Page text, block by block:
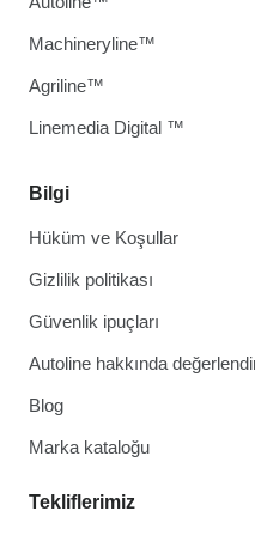
Bilgi
Hüküm ve Koşullar
Gizlilik politikası
Güvenlik ipuçları
Autoline hakkında
Blog
Marka kataloğu
Tekliflerimiz
Machineryline™
Agriline™
Linemedia Digital ™